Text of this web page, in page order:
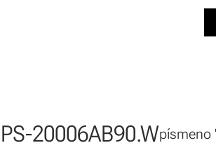
PS-20006AB90.Wpísmeno